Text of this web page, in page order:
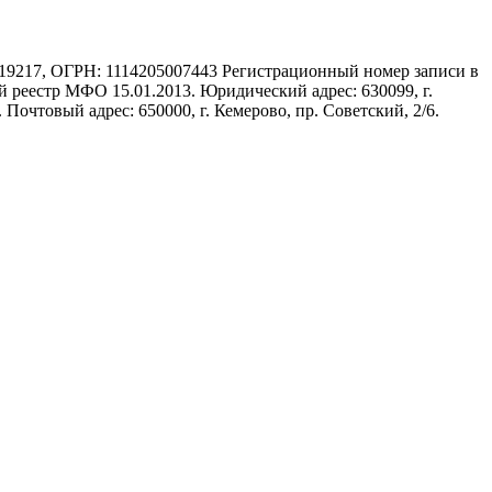
ОГРН: 1114205007443 Регистрационный номер записи в
реестр МФО 15.01.2013. Юридический адрес: 630099, г.
адрес: 650000, г. Кемерово, пр. Советский, 2/6.